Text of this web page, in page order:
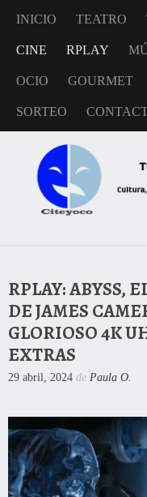
INICIO TEATRO
CINE RPLAY
OCIO GOURMET
SORTEO
RPLAY: ABYSS,
DE JAMES
GLORIOSO 4K
EXTRAS
29 abril, 2024 de Paula O.